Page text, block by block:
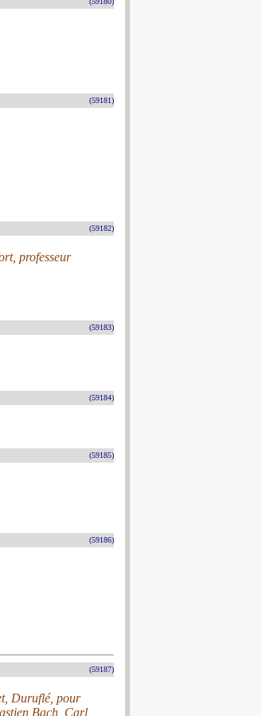
(59181)
(59182)
professeur
(59183)
(59184)
(59185)
(59186)
(59187)
Duruflé, pour
Bach, Carl